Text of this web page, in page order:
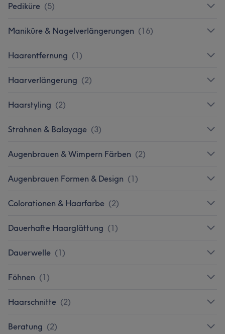
Pediküre (5)
Maniküre & Nagelverlängerungen (16)
Haarentfernung (1)
Haarverlängerung (2)
Haarstyling (2)
Strähnen & Balayage (3)
Augenbrauen & Wimpern Färben (2)
Augenbrauen Formen & Design (1)
Colorationen & Haarfarbe (2)
Dauerhafte Haarglättung (1)
Dauerwelle (1)
Föhnen (1)
Haarschnitte (2)
Beratung (2)